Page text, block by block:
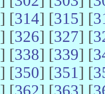
] [314] [315] [
] [326] [327] [
] [338] [339] [
] [350] [351] [
] [362] [363] [